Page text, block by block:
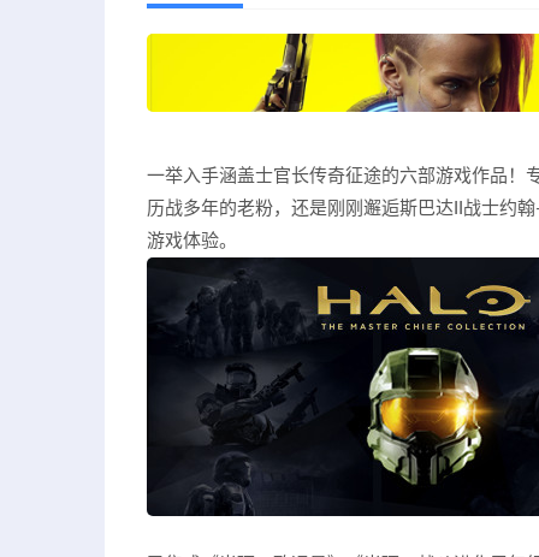
一举入手涵盖士官长传奇征途的六部游戏作品！
历战多年的老粉，还是刚刚邂逅斯巴达II战士约
游戏体验。